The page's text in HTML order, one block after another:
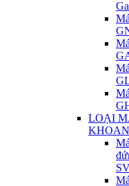
LOẠI
KHOAN